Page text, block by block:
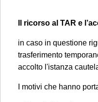
Il ricorso al TAR e
in caso in questione
trasferimento
accolto l'istanza
I motivi che hanno